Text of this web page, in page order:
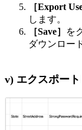
［Export
します。
［Save］
を
ダウンロー
v) エクスポー